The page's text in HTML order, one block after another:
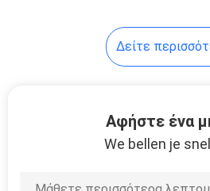
ΦόρμαΔείτε
Αφήστε ένα
We bellen je